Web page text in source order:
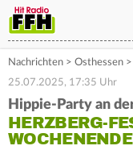
Nachrichten > Osthessen >
25.07.2025, 17:35 Uhr
Hippie-Party an
HERZBERG-
WOCHENENDE